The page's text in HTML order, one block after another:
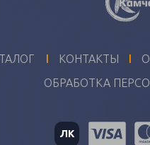
ЛК
I I
ОБРАБОТКА
КОНТАКТЫ